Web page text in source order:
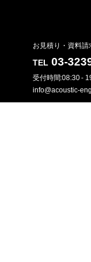
お見積り・資料
TEL 03-
受付時間:08:30 -
info@acoustic-